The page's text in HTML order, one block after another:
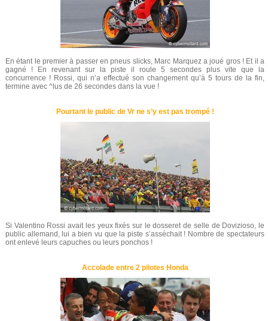
En étant le premier à passer en pneus slicks, Marc Marquez a joué gros ! Et il a
gagné ! En revenant sur la piste il roule 5 secondes plus vite que la
concurrence ! Rossi, qui n’a effectué son changement qu’à 5 tours de la fin,
termine avec ^lus de 26 secondes dans la vue !
Pourtant le public de Vr ne s’y est pas trompé !
Si Valentino Rossi avait les yeux fixés sur le dosseret de selle de Dovizioso, le
public allemand, lui a bien vu que la piste s’asséchait ! Nombre de spectateurs
ont enlevé leurs capuches ou leurs ponchos !
Accolade entre 2 pilotes Honda